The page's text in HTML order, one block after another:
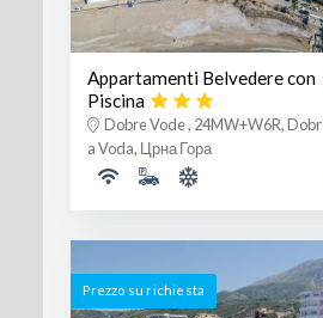
Appartamenti Belvedere con
Piscina
Dobre Vode , 24MW+W6R, Dobr
a Voda, Црна Гора
Prezzo su richiesta